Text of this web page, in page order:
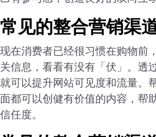
常见的整合营销渠
现在消费者已经很习惯在购物前
关信息，看看有没有「伏」。透
就可以提升网站可见度和流量。
面都可以创健有价值的内容，帮
信任度。